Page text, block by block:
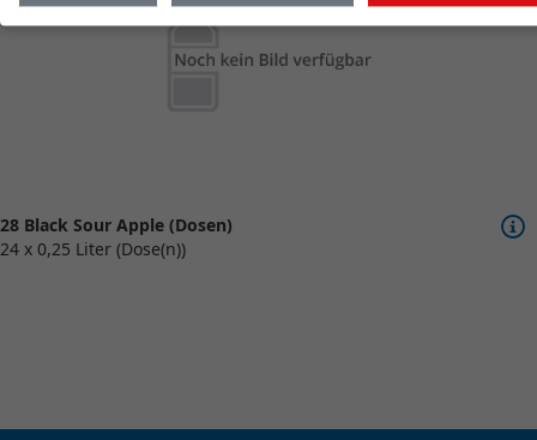
28 Black Sour Apple (Dosen)
24 x 0,25 Liter (Dose(n))